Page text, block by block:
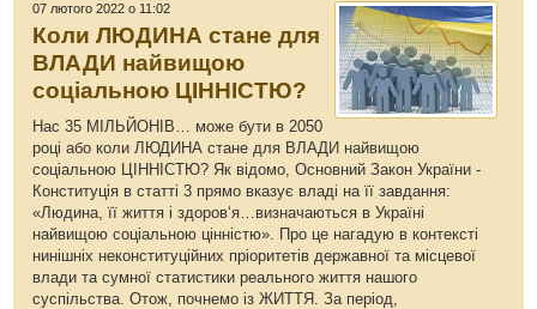
07 лютого 2022 о 11:02
Коли ЛЮДИНА стане для
ВЛАДИ найвищою
соціальною ЦІННІСТЮ?
Нас 35 МІЛЬЙОНІВ… може бути в 2050
році або коли ЛЮДИНА стане для ВЛАДИ найвищою
соціальною ЦІННІСТЮ? Як відомо, Основний Закон України -
Конституція в статті 3 прямо вказує владі на її завдання:
«Людина, її життя і здоров‘я…визначаються в Україні
найвищою соціальною цінністю». Про це нагадую в контексті
нинішніх неконституційних пріоритетів державної та місцевої
влади та сумної статистики реального життя нашого
суспільства. Отож, почнемо із ЖИТТЯ. За період,